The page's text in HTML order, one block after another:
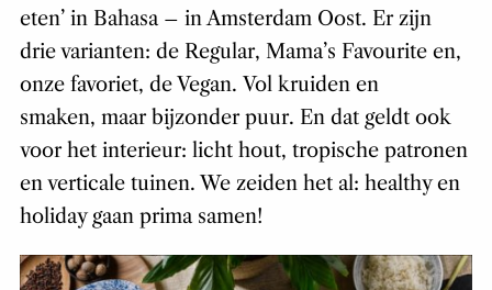
eten’ in Bahasa – in Amsterdam Oost. Er zijn
drie varianten: de Regular, Mama’s Favourite en,
onze favoriet, de Vegan. Vol kruiden en
smaken, maar bijzonder puur. En dat geldt ook
voor het interieur: licht hout, tropische patronen
en verticale tuinen. We zeiden het al: healthy en
holiday gaan prima samen!